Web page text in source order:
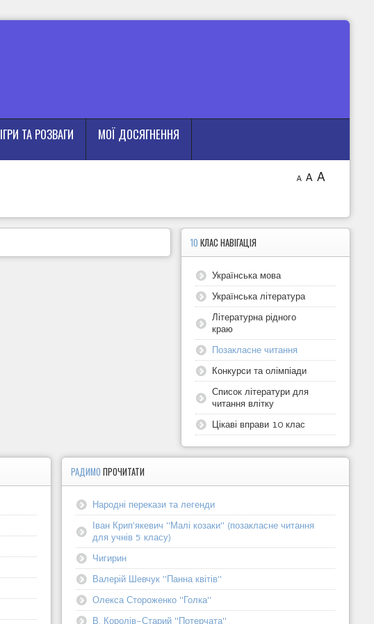
ІГРИ ТА РОЗВАГИ МОЇ ДОСЯГНЕННЯ
A A A
10КЛАС НАВІГАЦІЯ
Українська мова
Українська література
Літературна рідного
краю
Позакласне читання
Конкурси та олімпіади
Список літератури для
читання влітку
Цікаві вправи 10 клас
РАДИМОПРОЧИТАТИ
Народні перекази та легенди
Іван Крип'якевич "Малі козаки" (позакласне читання
для учнів 5 класу)
Чигирин
Валерій Шевчук "Панна квітів"
Олекса Стороженко "Голка"
В. Королів-Старий "Потерчата"